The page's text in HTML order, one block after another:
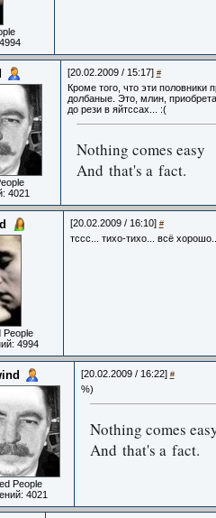
4021
[20.02.2009 / 15:17] #
Кроме того, что эти половники
долбаные. Это, млин,
до рези в яйтссах... :(
Nothing comes easy
And that's a fact.
People
4994
[20.02.2009 / 16:10] #
тссс... тихо-тихо... всё
People
4021
[20.02.2009 / 16:22] #
%)
Nothing comes
And that's a fact.